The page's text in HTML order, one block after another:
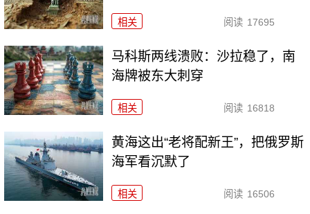
相关 阅读 17695
马科斯两线溃败：沙拉稳了，南
海牌被东大刺穿
相关 阅读 16818
黄海这出“老将配新王”，把俄罗斯
海军看沉默了
相关 阅读 16506